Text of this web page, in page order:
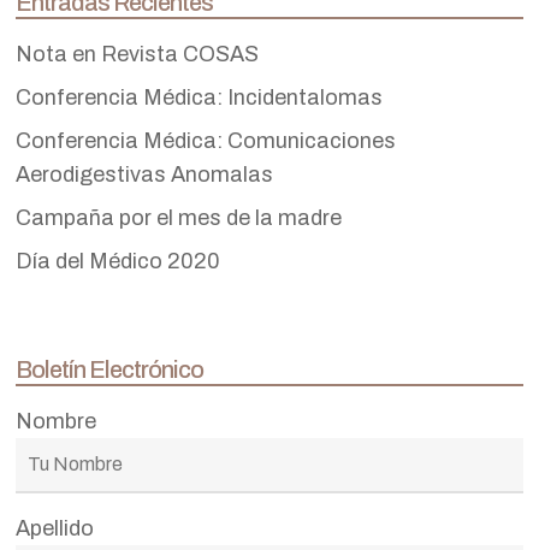
Nota en Revista COSAS
Conferencia Médica: Incidentalomas
Conferencia Médica: Comunicaciones
Aerodigestivas Anomalas
Campaña por el mes de la madre
Día del Médico 2020
Boletín Electrónico
Nombre
Apellido